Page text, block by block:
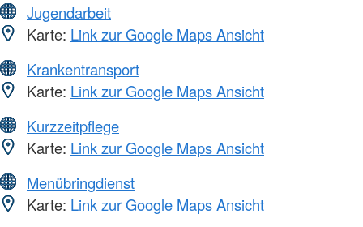
Jugendarbeit
Karte: Link zur Google Maps Ansicht
Krankentransport
Karte: Link zur Google Maps Ansicht
Kurzzeitpflege
Karte: Link zur Google Maps Ansicht
Menübringdienst
Karte: Link zur Google Maps Ansicht